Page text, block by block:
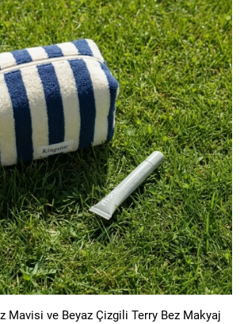
Mavisi ve Beyaz Çizgili Terry Bez Makyaj